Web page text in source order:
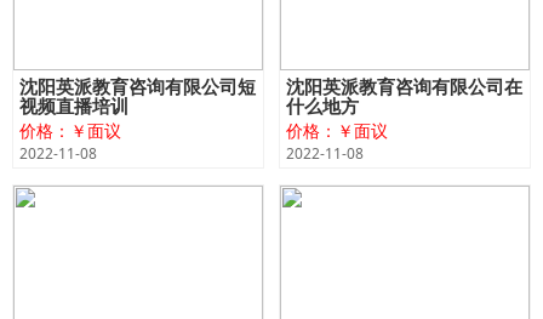
沈阳英派教育咨询有限公司短
视频直播培训
价格：￥面议
2022-11-08
沈阳英派教育咨询有限公司在
什么地方
价格：￥面议
2022-11-08